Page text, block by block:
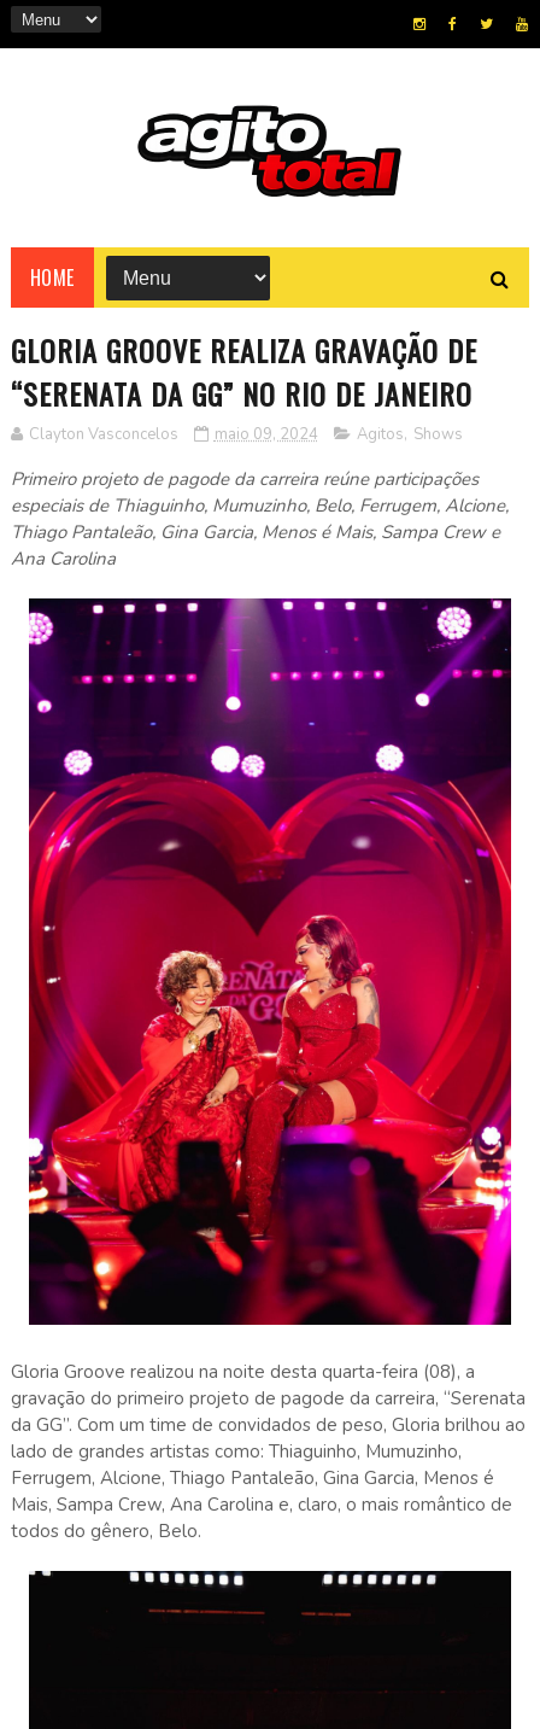
HOME
GLORIA GROOVE REALIZA GRAVAÇÃO DE
“SERENATA DA GG” NO RIO DE JANEIRO
Clayton Vasconcelos maio 09, 2024 Agitos, Shows
Primeiro projeto de pagode da carreira reúne participações
especiais de Thiaguinho, Mumuzinho, Belo, Ferrugem, Alcione,
Thiago Pantaleão, Gina Garcia, Menos é Mais, Sampa Crew e
Ana Carolina
Gloria Groove realizou na noite desta quarta-feira (08), a
gravação do primeiro projeto de pagode da carreira, “Serenata
da GG”. Com um time de convidados de peso, Gloria brilhou ao
lado de grandes artistas como: Thiaguinho, Mumuzinho,
Ferrugem, Alcione, Thiago Pantaleão, Gina Garcia, Menos é
Mais, Sampa Crew, Ana Carolina e, claro, o mais romântico de
todos do gênero, Belo.